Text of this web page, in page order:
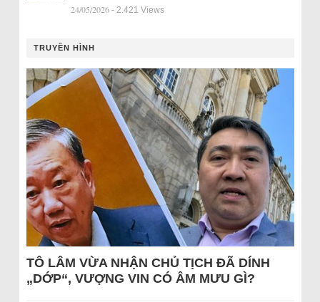
24/05/2026 - 2.421 Views
TRUYỀN HÌNH
TÔ LÂM VỪA NHẬN CHỦ TỊCH ĐÃ DÍNH
„DỚP“, VƯỢNG VIN CÓ ÂM MƯU GÌ?